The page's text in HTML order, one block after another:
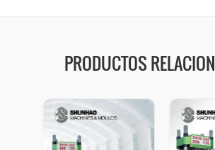
PRODUCTOS